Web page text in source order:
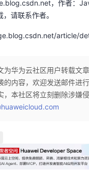
，作者：
请联系作者。
article/
为华为云社区用户转载文
的内容，欢迎发送邮件进
，本社区将立刻删除涉嫌